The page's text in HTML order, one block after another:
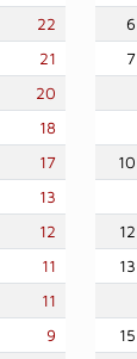
22
21
20
18
17
13
12
11
11
9
6
7
10
12
13
15